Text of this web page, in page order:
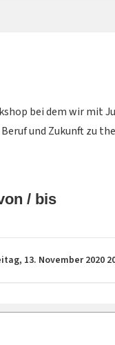
bei dem wir mit
und Zukunft zu
/ bis
13. November 2020